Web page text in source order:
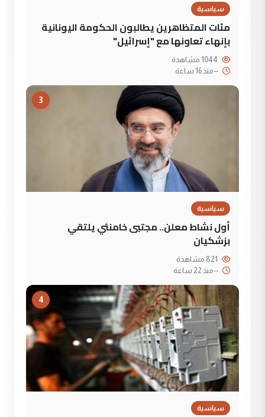
سياسية
مئات المتظاهرين يطالبون الحكومة اليونانية
بإنهاء تعاونها مع "إسرائيل"
--منذ 16 ساعة
3
سياسية
أول نشاط معلن.. مجتبى خامنئي يلتقي
بزشكيان
--منذ 22 ساعة
4
سياسية